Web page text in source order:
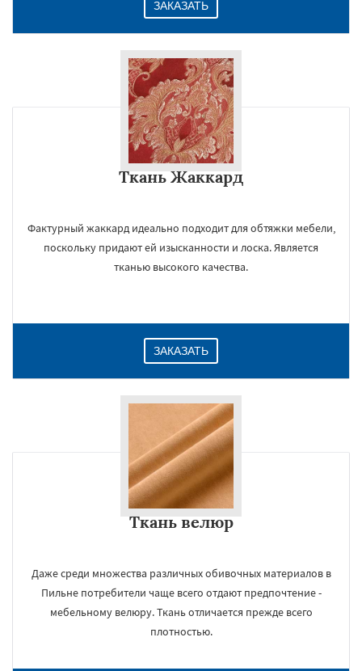
ЗАКАЗАТЬ
Ткань Жаккард
Фактурный жаккард идеально подходит для обтяжки мебели,
поскольку придают ей изысканности и лоска. Является
тканью высокого качества.
ЗАКАЗАТЬ
Ткань велюр
Даже среди множества различных обивочных материалов в
Пильне потребители чаще всего отдают предпочтение -
мебельному велюру. Ткань отличается прежде всего
плотностью.